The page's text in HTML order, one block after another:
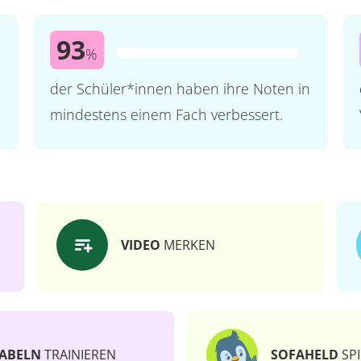
93%
der Schüler*innen haben ihre Noten in
mindestens einem Fach verbessert.
VIDEO MERKEN
TRAINIEREN SOFAHELD